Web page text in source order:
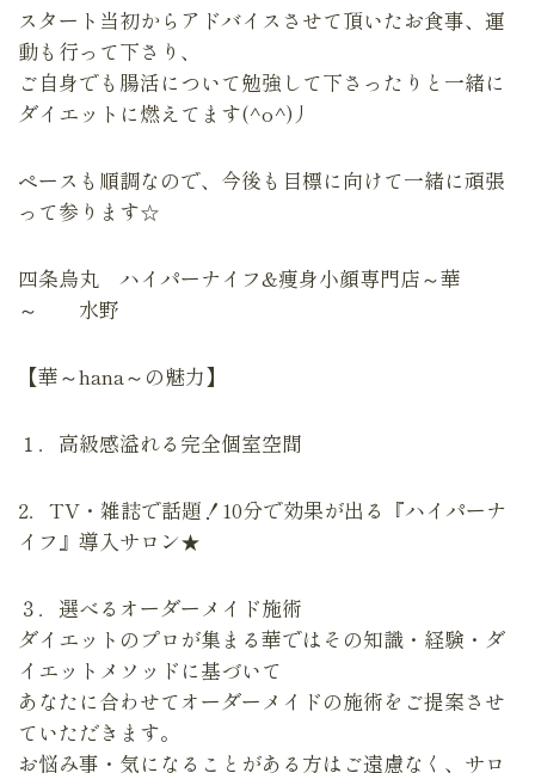
スタート当初からアドバイスさせて頂いたお食事、運
動も行って下さり、
ご自身でも腸活について勉強して下さったりと一緒に
ダイエットに燃えてます(^o^)丿
ペースも順調なので、今後も目標に向けて一緒に頑張
って参ります☆
四条烏丸 ハイパーナイフ&痩身小顔専門店～華
～ 水野
【華～hana～の魅力】
１．高級感溢れる完全個室空間
2．TV・雑誌で話題！10分で効果が出る『ハイパーナ
イフ』導入サロン★
３．選べるオーダーメイド施術
ダイエットのプロが集まる華ではその知識・経験・ダ
イエットメソッドに基づいて
あなたに合わせてオーダーメイドの施術をご提案させ
ていただきます。
お悩み事・気になることがある方はご遠慮なく、サロ